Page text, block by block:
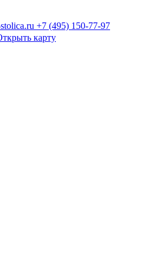
+7 (495) 150-77-97
карту